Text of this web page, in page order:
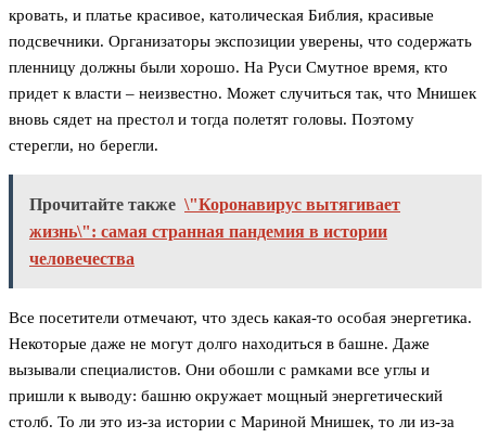
кровать, и платье красивое, католическая Библия, красивые
подсвечники. Организаторы экспозиции уверены, что содержать
пленницу должны были хорошо. На Руси Смутное время, кто
придет к власти – неизвестно. Может случиться так, что Мнишек
вновь сядет на престол и тогда полетят головы. Поэтому
стерегли, но берегли.
Прочитайте также \"Коронавирус вытягивает
жизнь\": самая странная пандемия в истории
человечества
Все посетители отмечают, что здесь какая-то особая энергетика.
Некоторые даже не могут долго находиться в башне. Даже
вызывали специалистов. Они обошли с рамками все углы и
пришли к выводу: башню окружает мощный энергетический
столб. То ли это из-за истории с Мариной Мнишек, то ли из-за